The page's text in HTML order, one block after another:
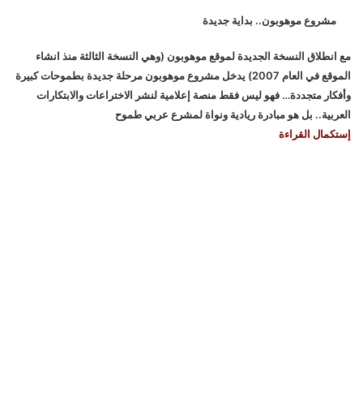
مشروع موهوبون.. بداية جديدة
مع انطلاق النسخة الجديدة لموقع موهوبون (وهي النسخة الثالثة منذ انشاء
الموقع في العام 2007) يدخل مشروع موهوبون مرحلة جديدة بطموحات كبيرة
وأفكار متجددة… فهو ليس فقط منصة إعلامية لنشر الاختراعات والابتكارات
العربية.. بل هو مبادرة ريادية ونواة لمشرع عربي طموح
إستكمال القراءة